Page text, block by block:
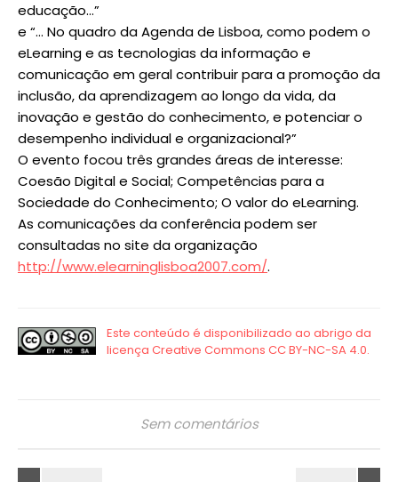
educação…”
e “… No quadro da Agenda de Lisboa, como podem o
eLearning e as tecnologias da informação e
comunicação em geral contribuir para a promoção da
inclusão, da aprendizagem ao longo da vida, da
inovação e gestão do conhecimento, e potenciar o
desempenho individual e organizacional?”
O evento focou três grandes áreas de interesse:
Coesão Digital e Social; Competências para a
Sociedade do Conhecimento; O valor do eLearning.
As comunicações da conferência podem ser
consultadas no site da organização
http://www.elearninglisboa2007.com/.
Sem comentários